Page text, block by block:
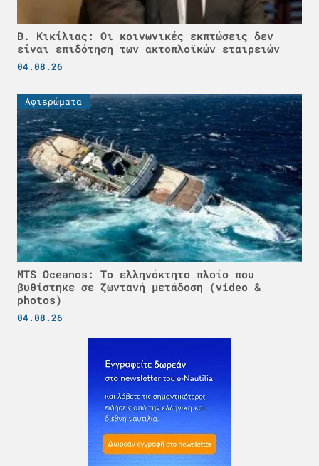
Β. Κικίλιας: Οι κοινωνικές εκπτώσεις δεν
είναι επιδότηση των ακτοπλοϊκών εταιρειών
04.08.26
Αφιερώματα
MTS Oceanos: Το ελληνόκτητο πλοίο που
βυθίστηκε σε ζωντανή μετάδοση (video &
photos)
04.08.26